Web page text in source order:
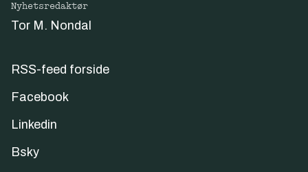
Nyhetsredaktør
Tor M. Nondal
RSS-feed forside
Facebook
Linkedin
Bsky